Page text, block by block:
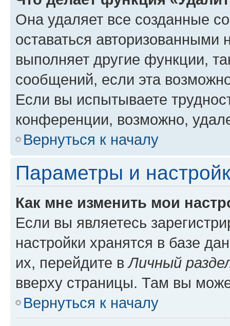
Она удаляет все созданные
оставаться авторизованными
выполняет другие функции,
сообщений, если эта
Если вы испытываете
конференции, возможно,
Вернуться к началу
Параметры и
Как мне изменить мои
Если вы являетесь
настройки хранятся в базе
их, перейдите вЛичный
вверху страницы. Там вы
Вернуться к началу